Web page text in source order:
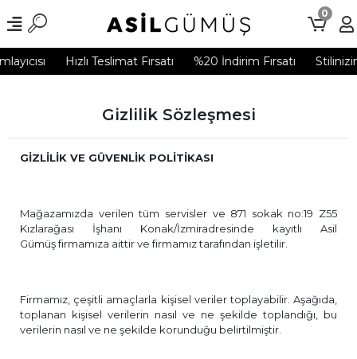
Hızlı Teslimat Fırsatı %20 İndirim Fırsatı Stilinizin
0
Gizlilik Sözleşmesi
GİZLİLİK VE GÜVENLİK POLİTİKASI
Mağazamızda verilen tüm servisler ve 871 sokak no:19 Z55
Kızlarağası İşhanı Konak/İzmiradresinde kayıtlı Asil
Gümüş firmamıza aittir ve firmamız tarafından işletilir.
Firmamız, çeşitli amaçlarla kişisel veriler toplayabilir. Aşağıda,
toplanan kişisel verilerin nasıl ve ne şekilde toplandığı, bu
verilerin nasıl ve ne şekilde korunduğu belirtilmiştir.